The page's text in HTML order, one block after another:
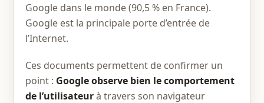
Google dans le monde (90,5 % en France).
Google est la principale porte d’entrée de
l’Internet.
Ces documents permettent de confirmer un
point : Google observe bien le comportement
de l’utilisateurà travers son navigateur